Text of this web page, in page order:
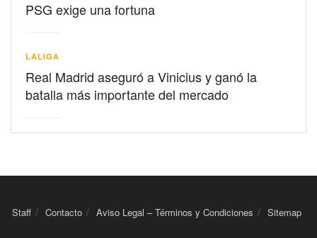
PSG exige una fortuna
LALIGA
Real Madrid aseguró a Vinicius y ganó la
batalla más importante del mercado
Staff Contacto Aviso Legal – Términos y Condiciones Sitemap